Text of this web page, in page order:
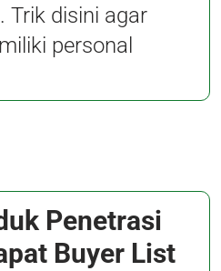
Trik disini agar
personal
Penetrasi
Buyer List